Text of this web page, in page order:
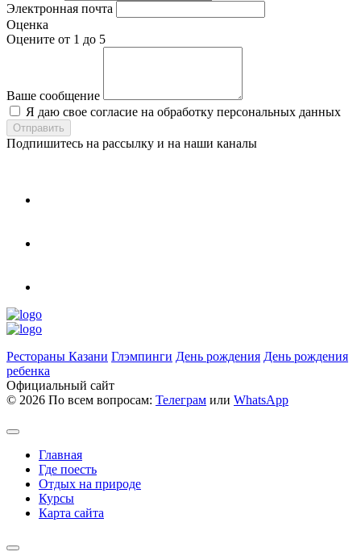
Электронная почта
Оценка
Оцените от 1 до 5
Ваше сообщение
Я даю свое согласие на обработку персональных данных
Подпишитесь на рассылку и на наши каналы
Рестораны Казани Глэмпинги День рождения День рождения
ребенка
Официальный сайт
© 2026 По всем вопросам: Телеграм или WhatsApp
Главная
Где поесть
Отдых на природе
Курсы
Карта сайта